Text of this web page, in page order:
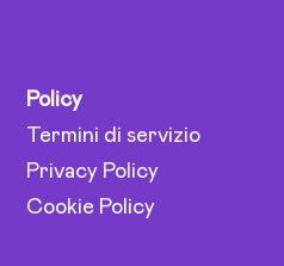
Policy
Termini di servizio
Privacy Policy
Cookie Policy